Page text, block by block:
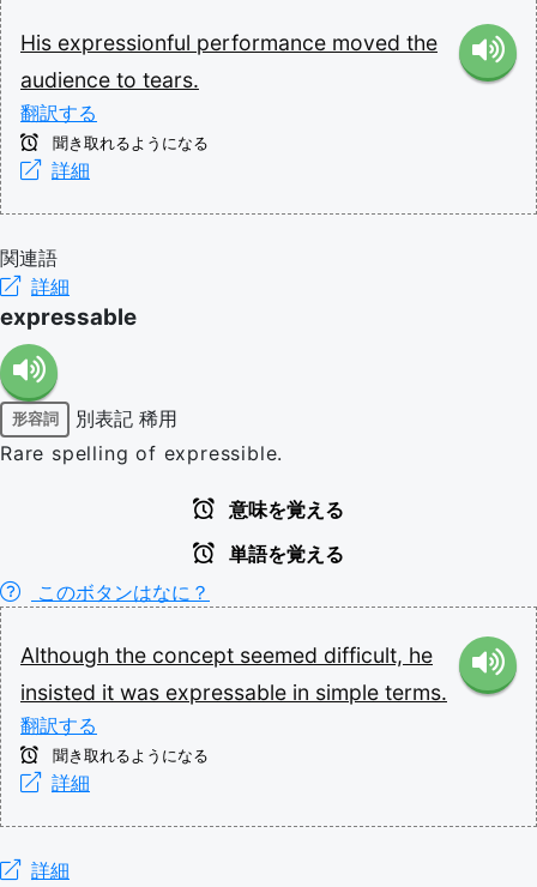
His expressionful performance moved the
audience to tears.
翻訳する
聞き取れるようになる
詳細
関連語
詳細
expressable
形容詞 別表記 稀用
Rare spelling of expressible.
意味を覚える
単語を覚える
このボタンはなに？
Although the concept seemed difficult, he
insisted it was expressable in simple terms.
翻訳する
聞き取れるようになる
詳細
詳細